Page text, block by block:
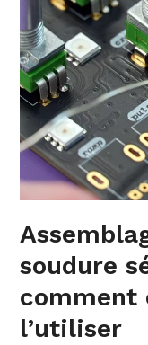
soudure
comment
l’utiliser